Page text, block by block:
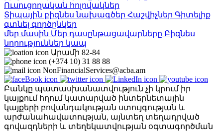
Ուսուցողական հոլովակներ
Տիպային բիզնես նախագծեր Հաշվիչներ Գիտելիք
գտնել գործընկեր
մեր մասին Մեր դասընթացավարները Բիզնես
նորություններ կապ
Արամի 82-84
(+374 10) 31 88 88
NonFinancialServices@acba.am
Բանկը պատասխանատվություն չի կրում իր
կայքում հղում կատարված ինտերնետային
կայքերի բովանդակության ստույգության և
արժանահավատության, այնտեղ տեղադրված
գովազդների և տեղեկատվության օգտագործման